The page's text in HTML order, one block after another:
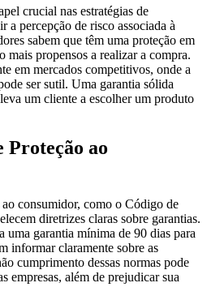
crucial nas estratégias de
a percepção de risco associada à
sabem que têm uma proteção em
mais propensos a realizar a compra.
em mercados competitivos, onde a
ser sutil. Uma garantia sólida
um cliente a escolher um produto
Proteção ao
consumidor, como o Código de
diretrizes claras sobre garantias.
uma garantia mínima de 90 dias para
informar claramente sobre as
cumprimento dessas normas pode
empresas, além de prejudicar sua